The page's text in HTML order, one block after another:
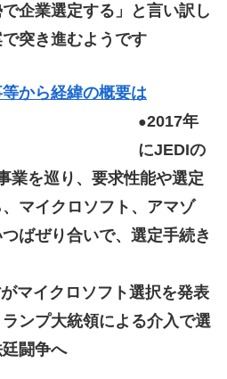
企業選定する」と言い訳し
突き進むようです
から経緯の概要は
●2017年
にJEDIの
業を巡り、要求性能や選定
マイクロソフト、アマゾ
ばぜり合いで、選定手続き
マイクロソフト選択を発表
ンプ大統領による介入で選
闘争へ